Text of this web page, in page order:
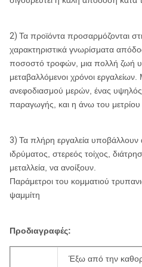
2) Τα προϊόντα προσαρμόζονται
χαρακτηριστικά γνωρίσματα
ποσοστό τροφών, μια πολλή ζωή
μεταβαλλόμενοι χρόνοι
ανεφοδιασμού μερών, ένας
παραγωγής, και η άνω του μετρίου
3) Τα πλήρη εργαλεία υποβάλλουν
ιδρύματος, στερεός τοίχος,
μεταλλεία, να ανοίξουν.
Παράμετροι του κομματιού
ψαμμίτη
Προδιαγραφές:
Έξω από την